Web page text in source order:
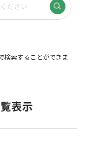
検索することができま
表示